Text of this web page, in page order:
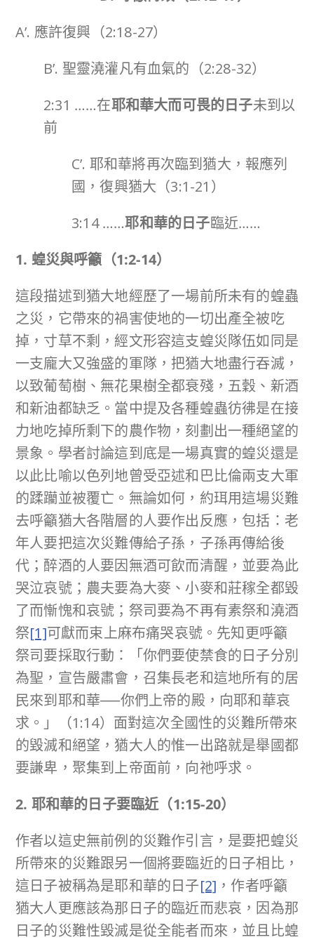
A’. 應許復興（2:18-27）
B’. 聖靈澆灌凡有血氣的（2:28-32）
2:31 ……在耶和華大而可畏的日子未到以
前
C’. 耶和華將再次臨到猶大，報應列
國，復興猶大（3:1-21）
3:14 ……耶和華的日子臨近……
1. 蝗災與呼籲（1:2-14）
這段描述到猶大地經歷了一場前所未有的蝗蟲
之災，它帶來的禍害使地的一切出產全被吃
掉，寸草不剩，經文形容這支蝗災隊伍如同是
一支龐大又強盛的軍隊，把猶大地盡行吞滅，
以致葡萄樹、無花果樹全都衰殘，五穀、新酒
和新油都缺乏。當中提及各種蝗蟲彷彿是在接
力地吃掉所剩下的農作物，刻劃出一種絕望的
景象。學者討論這到底是一場真實的蝗災還是
以此比喻以色列地曾受亞述和巴比倫兩支大軍
的蹂躪並被覆亡。無論如何，約珥用這場災難
去呼籲猶大各階層的人要作出反應，包括：老
年人要把這次災難傳給子孫，子孫再傳給後
代；醉酒的人要因無酒可飲而清醒，並要為此
哭泣哀號；農夫要為大麥、小麥和莊稼全都毀
了而慚愧和哀號；祭司要為不再有素祭和澆酒
祭[1]可獻而束上麻布痛哭哀號。先知更呼籲
祭司要採取行動：「你們要使禁食的日子分別
為聖，宣告嚴肅會，召集長老和這地所有的居
民來到耶和華──你們上帝的殿，向耶和華哀
求。」（1:14）面對這次全國性的災難所帶來
的毀滅和絕望，猶大人的惟一出路就是舉國都
要謙卑，聚集到上帝面前，向祂呼求。
2. 耶和華的日子要臨近（1:15-20）
作者以這史無前例的災難作引言，是要把蝗災
所帶來的災難跟另一個將要臨近的日子相比，
這日子被稱為是耶和華的日子[2] ，作者呼籲
猶大人更應該為那日子的臨近而悲哀，因為那
日子的災難性毀滅是從全能者而來，並且比蝗